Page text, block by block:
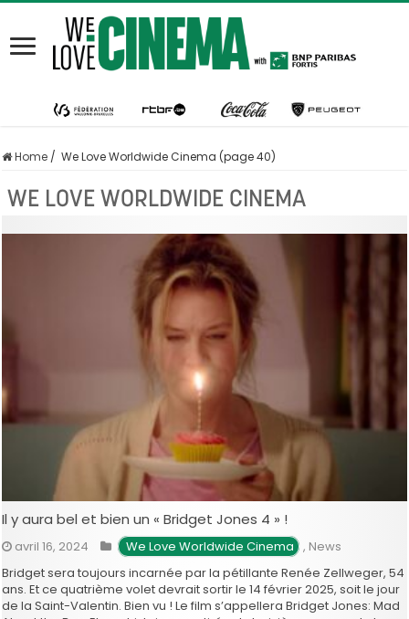
Home / We Love Worldwide Cinema (page 40)
WE LOVE WORLDWIDE CINEMA
Il y aura bel et bien un « Bridget Jones 4 » !
avril 16, 2024 We Love Worldwide Cinema , News
Bridget sera toujours incarnée par la pétillante Renée Zellweger, 54
ans. Et ce quatrième volet devrait sortir le 14 février 2025, soit le jour
de la Saint-Valentin. Bien vu ! Le film s’appellera Bridget Jones: Mad